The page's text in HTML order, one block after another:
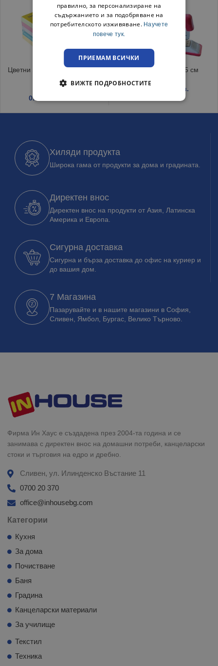
Цветни лепящи листчета 500
0.95
Телбод 12×3.5×5.5 см
/ 2.15 лв.
Хиляди продукта
Широка гама от продукти за дома и градината.
Директен внос
Директен внос на продукти от Азия, Латинска
Америка и Европа.
Сигурна доставка
Сигурна и бърза доставка до офис на куриер и
до вашия дом.
7 Магазина
Пазарувайте и в нашите магазини в София,
Сливен, Ямбол, Бургас, Велико Търново.
Фирма Ин Хаус е създадена през 2004-та година и се
занимава с директен внос на домашни потреби, канцеларски
стоки и търговия на едро и дребно.
Сливен, ул. Илинденско Въстание 11
0700 20 370
office@inhousebg.com
Категории
Кухня
За дома
Почистване
Баня
Градина
Канцеларски материали
За училище
Текстил
Техника
правилно, за персонализиране на
съдържанието и за подобряване на
потребителското изживяване. Научете
повече тук.
ПРИЕМАМ ВСИЧКИ
ВИЖТЕ ПОДРОБНОСТИТЕ